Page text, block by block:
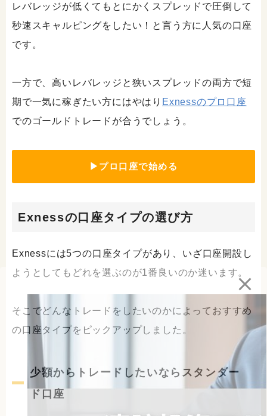
レバレッジが低くてもとにかくスプレッドで圧倒して
秒速スキャルピングをしたい！と言う方に人気の口座
です。
一方で、高いレバレッジと狭いスプレッドの両方で短
期で一気に稼ぎたい方にはやはり Exnessのプロ口座
でのゴールドトレードが合うでしょう。
▶プロ口座で始める
Exnessの口座タイプの選び方
Exnessには5つの口座タイプがあり、いざ口座開設し
ようとしてもどれを選ぶのが1番良いのか迷います。
そこでどんなトレードをしたいのかによっておすすめ
の口座タイプをピックアップしました。
少額からトレードしたいならスタンダー
ド口座